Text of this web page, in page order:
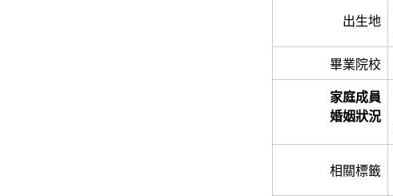
出生地
畢業院校
家庭成員
婚姻狀況
相關標籤